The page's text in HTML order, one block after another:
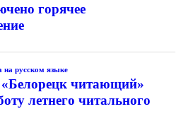
горячее
на русском языке
читающий»
летнего читального